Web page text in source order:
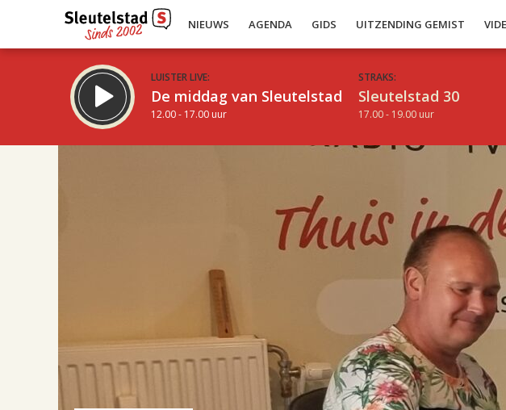
NIEUWS AGENDA GIDS UITZENDING GEMIST
LUISTER LIVE:
De middag van Sleutelstad
12.00 - 17.00 uur
STRAKS:
Sleutelstad 30
17.00 - 19.00 uur